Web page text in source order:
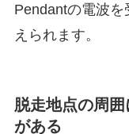
Pendantの電波
えられます。
脱走地点の周
がある